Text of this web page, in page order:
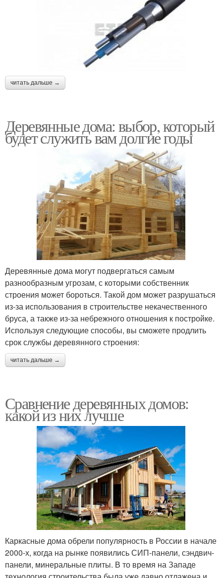
читать дальше →
Деревянные дома: выбор, который
будет служить вам долгие годы
Деревянные дома могут подвергаться самым
разнообразным угрозам, с которыми собственник
строения может бороться. Такой дом может разрушаться
из-за использования в строительстве некачественного
бруса, а также из-за небрежного отношения к постройке.
Используя следующие способы, вы сможете продлить
срок службы деревянного строения:
читать дальше →
Сравнение деревянных домов:
какой из них лучше
Каркасные дома обрели популярность в России в начале
2000-х, когда на рынке появились СИП-панели, сэндвич-
панели, минеральные плиты. В то время на Западе